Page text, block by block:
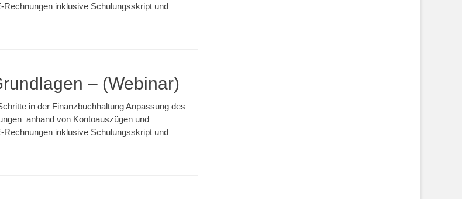
Rechnungen inklusive Schulungsskript und
– (Webinar)
in der Finanzbuchhaltung Anpassung des
anhand von Kontoauszügen und
Rechnungen inklusive Schulungsskript und